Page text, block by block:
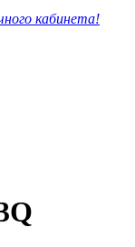
кабинета!